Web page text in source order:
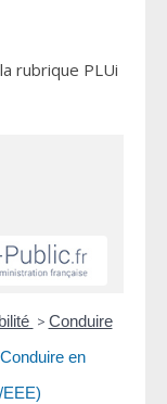
rubrique PLUi
> Conduire
Conduire en